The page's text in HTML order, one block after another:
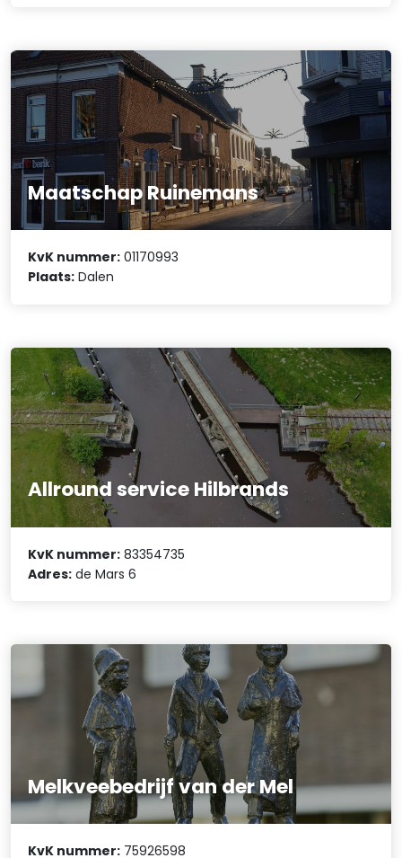
Maatschap Ruinemans
KvK nummer: 01170993
Plaats: Dalen
Allround service Hilbrands
KvK nummer: 83354735
Adres: de Mars 6
Melkveebedrijf van der Mel
KvK nummer: 75926598